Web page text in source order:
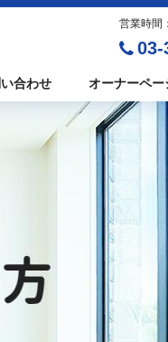
営業時間
03-
合わせ オーナーペー